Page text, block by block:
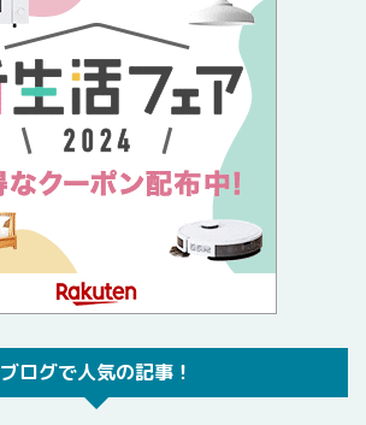
ブログで人気の記事！